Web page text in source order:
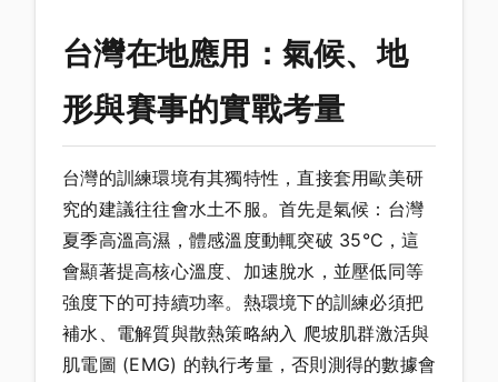
台灣在地應用：氣候、地
形與賽事的實戰考量
台灣的訓練環境有其獨特性，直接套用歐美研
究的建議往往會水土不服。首先是氣候：台灣
夏季高溫高濕，體感溫度動輒突破 35°C，這
會顯著提高核心溫度、加速脫水，並壓低同等
強度下的可持續功率。熱環境下的訓練必須把
補水、電解質與散熱策略納入 爬坡肌群激活與
肌電圖 (EMG) 的執行考量，否則測得的數據會